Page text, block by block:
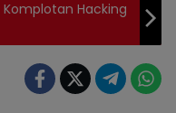
Hacking